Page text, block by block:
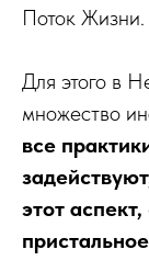
Поток Жизни.
Для этого в
множество
все
этот